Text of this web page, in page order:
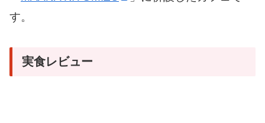
す。
実食レビュー